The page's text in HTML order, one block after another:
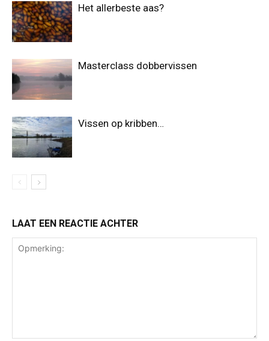
Het allerbeste aas?
Masterclass dobbervissen
Vissen op kribben…
LAAT EEN REACTIE ACHTER